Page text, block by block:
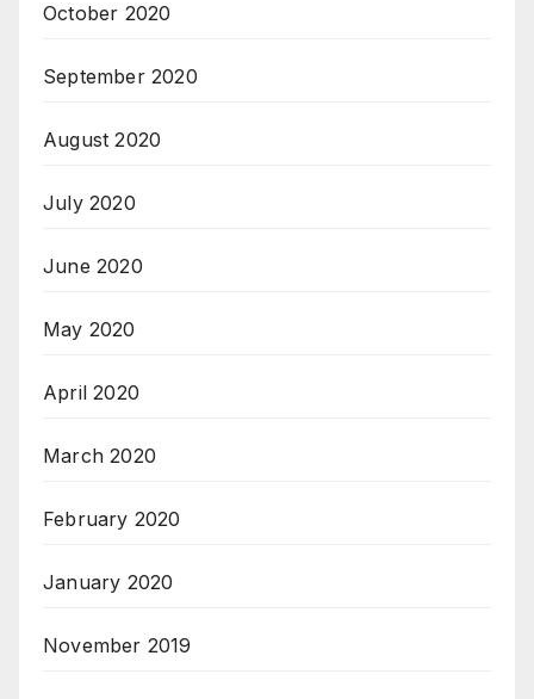
October 2020
September 2020
August 2020
July 2020
June 2020
May 2020
April 2020
March 2020
February 2020
January 2020
November 2019